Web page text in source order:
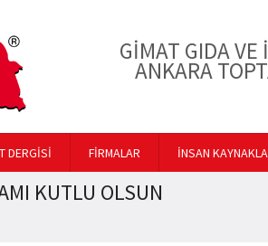
GİMAT GIDA VE
ANKARA
DERGİSİ FİRMALAR İNSAN
KUTLU OLSUN